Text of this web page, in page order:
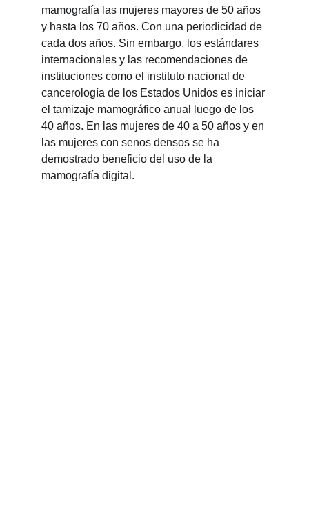
mamografía las mujeres mayores de 50 años
y hasta los 70 años. Con una periodicidad de
cada dos años. Sin embargo, los estándares
internacionales y las recomendaciones de
instituciones como el instituto nacional de
cancerología de los Estados Unidos es iniciar
el tamizaje mamográfico anual luego de los
40 años. En las mujeres de 40 a 50 años y en
las mujeres con senos densos se ha
demostrado beneficio del uso de la
mamografía digital.